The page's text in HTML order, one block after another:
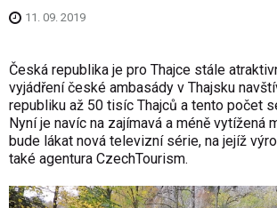
11. 09. 2019
Česká republika je pro Thajce stále
vyjádření české ambasády v Thajsku
republiku až 50 tisíc Thajců a tento počet
Nyní je navíc na zajímavá a méně vytížená
bude lákat nová televizní série, na jejíž
také agentura CzechTourism.